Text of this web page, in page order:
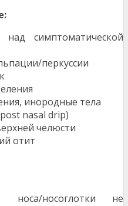
симптоматической
перкуссии
инородные тела
nasal drip)
челюсти
отит
носа/носоглотки не